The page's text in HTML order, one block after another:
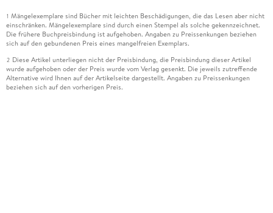
1 Mängelexemplare sind Bücher mit leichten Beschädigungen, die das Lesen aber nicht
einschränken. Mängelexemplare sind durch einen Stempel als solche gekennzeichnet.
Die frühere Buchpreisbindung ist aufgehoben. Angaben zu Preissenkungen beziehen
sich auf den gebundenen Preis eines mangelfreien Exemplars.
2 Diese Artikel unterliegen nicht der Preisbindung, die Preisbindung dieser Artikel
wurde aufgehoben oder der Preis wurde vom Verlag gesenkt. Die jeweils zutreffende
Alternative wird Ihnen auf der Artikelseite dargestellt. Angaben zu Preissenkungen
beziehen sich auf den vorherigen Preis.